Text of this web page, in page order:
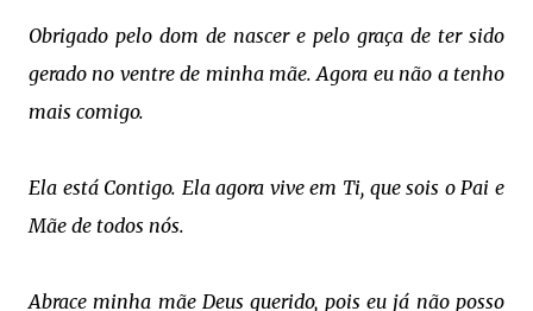
Obrigado pelo dom de nascer e pelo graça de ter sido
gerado no ventre de minha mãe. Agora eu não a tenho
mais comigo.
Ela está Contigo. Ela agora vive em Ti, que sois o Pai e
Mãe de todos nós.
Abrace minha mãe Deus querido, pois eu já não posso